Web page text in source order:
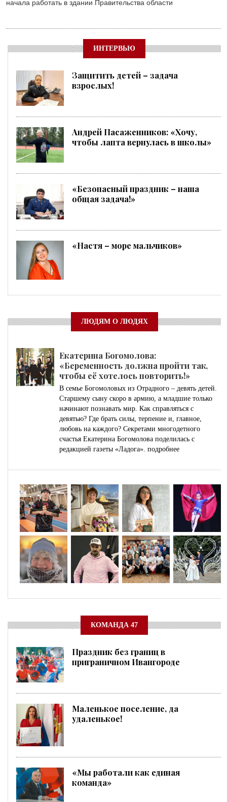
начала работать в здании Правительства области
ИНТЕРВЬЮ
Защитить детей – задача
взрослых!
Андрей Пасаженников: «Хочу,
чтобы лапта вернулась в школы»
«Безопасный праздник – наша
общая задача!»
«Настя – море мальчиков»
ЛЮДЯМ О ЛЮДЯХ
Екатерина Богомолова:
«Беременность должна пройти так,
чтобы её хотелось повторить!»
В семье Богомоловых из Отрадного – девять детей.
Старшему сыну скоро в армию, а младшие только
начинают познавать мир. Как справляться с
девятью? Где брать силы, терпение и, главное,
любовь на каждого? Секретами многодетного
счастья Екатерина Богомолова поделилась с
редакцией газеты «Ладога». подробнее
КОМАНДА 47
Праздник без границ в
приграничном Ивангороде
Маленькое поселение, да
удаленькое!
«Мы работали как единая
команда»